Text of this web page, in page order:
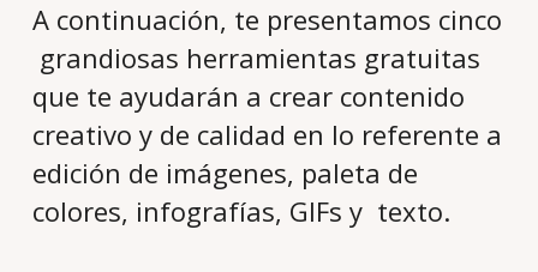
A continuación, te presentamos cinco
grandiosas herramientas gratuitas
que te ayudarán a crear contenido
creativo y de calidad en lo referente a
edición de imágenes, paleta de
colores, infografías, GIFs y texto.